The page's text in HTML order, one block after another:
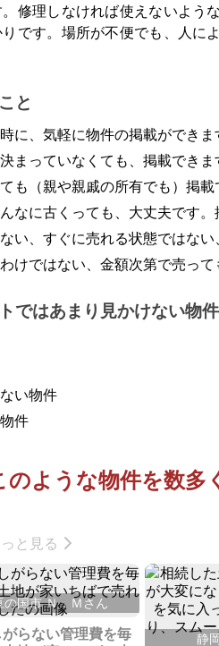
修理しなければ使えないよう
です。場所が不便でも、人に
と
に、気軽に物件の掲載ができま
まっていなくても、掲載できま
も（親や親戚の所有でも）掲載
なに古くっても、大丈夫です。
い、すぐに売れる状態ではない
けではない、金額次第で売って
ではあまり見かけない物件
い物件
件
ような物件を数多
と見る
の国市 Ｎ．Ｍさん
らない管理費を毎
静